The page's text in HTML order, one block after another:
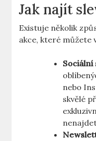
Jak najít
Existuje několik
akce, které můžete
Sociální
nebo
skvělé